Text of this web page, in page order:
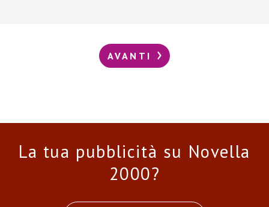
AVANTI
La tua pubblicità su Novella
2000?